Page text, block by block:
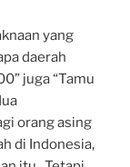
yang
daerah
juga “Tamu
orang asing
di Indonesia,